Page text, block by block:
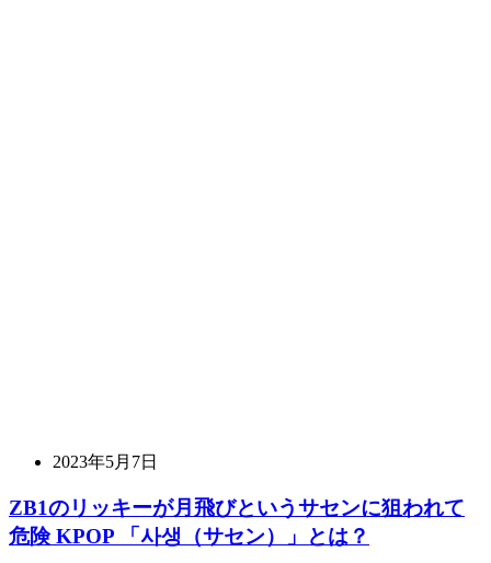
2023年5月7日
ZB1のリッキーが月飛びというサセンに狙われて
危険 KPOP 「사생（サセン）」とは？